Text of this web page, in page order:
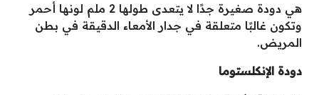
هي دودة صغيرة جدًا لا يتعدى طولها 2 ملم لونها أحمر
وتكون غالبًا متعلقة في جدار الأمعاء الدقيقة في بطن
المريض.
دودة الإنكلستوما